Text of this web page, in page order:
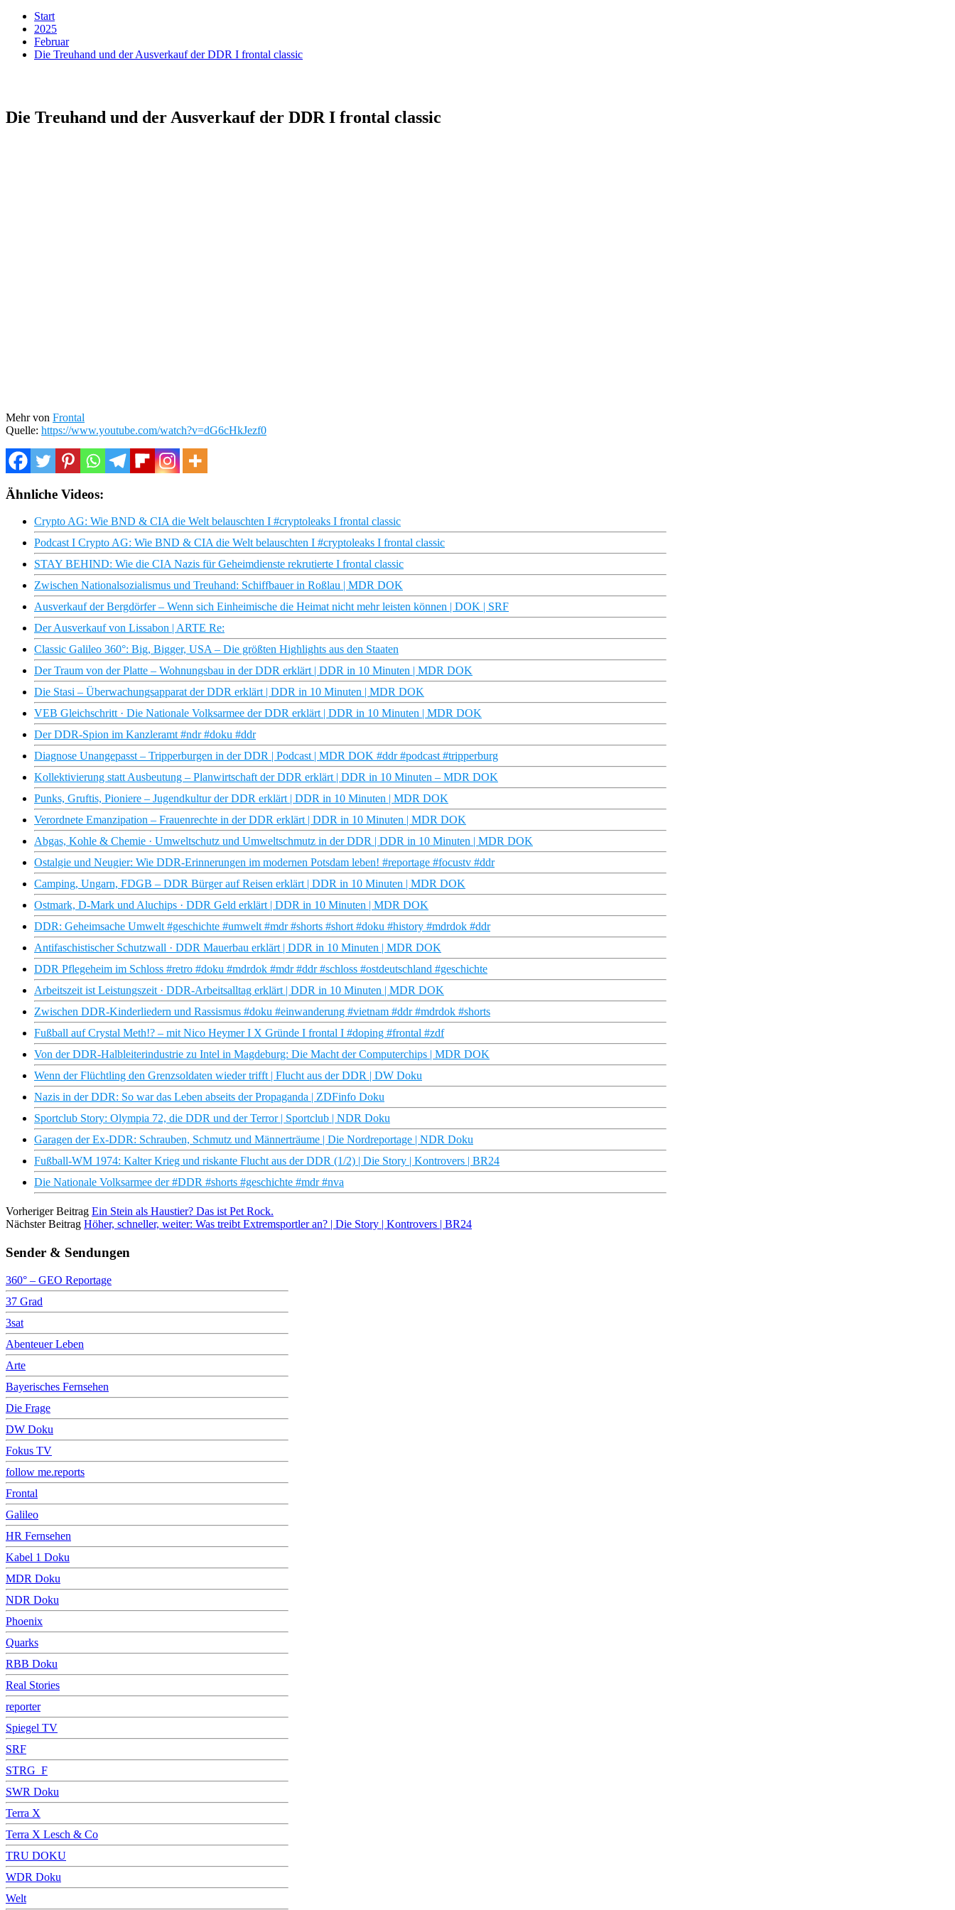
Start
2025
Februar
Die Treuhand und der Ausverkauf der DDR I frontal classic
Die Treuhand und der Ausverkauf der DDR I frontal classic
Mehr von Frontal
Quelle: https://www.youtube.com/watch?v=dG6cHkJezf0
Ähnliche Videos:
Crypto AG: Wie BND & CIA die Welt belauschten I #cryptoleaks I frontal classic
Podcast I Crypto AG: Wie BND & CIA die Welt belauschten I #cryptoleaks I frontal classic
STAY BEHIND: Wie die CIA Nazis für Geheimdienste rekrutierte I frontal classic
Zwischen Nationalsozialismus und Treuhand: Schiffbauer in Roßlau | MDR DOK
Ausverkauf der Bergdörfer – Wenn sich Einheimische die Heimat nicht mehr leisten können | DOK | SRF
Der Ausverkauf von Lissabon | ARTE Re:
Classic Galileo 360°: Big, Bigger, USA – Die größten Highlights aus den Staaten
Der Traum von der Platte – Wohnungsbau in der DDR erklärt | DDR in 10 Minuten | MDR DOK
Die Stasi – Überwachungsapparat der DDR erklärt | DDR in 10 Minuten | MDR DOK
VEB Gleichschritt · Die Nationale Volksarmee der DDR erklärt | DDR in 10 Minuten | MDR DOK
Der DDR-Spion im Kanzleramt #ndr #doku #ddr
Diagnose Unangepasst – Tripperburgen in der DDR | Podcast | MDR DOK #ddr #podcast #tripperburg
Kollektivierung statt Ausbeutung – Planwirtschaft der DDR erklärt | DDR in 10 Minuten – MDR DOK
Punks, Gruftis, Pioniere – Jugendkultur der DDR erklärt | DDR in 10 Minuten | MDR DOK
Verordnete Emanzipation – Frauenrechte in der DDR erklärt | DDR in 10 Minuten | MDR DOK
Abgas, Kohle & Chemie · Umweltschutz und Umweltschmutz in der DDR | DDR in 10 Minuten | MDR DOK
Ostalgie und Neugier: Wie DDR-Erinnerungen im modernen Potsdam leben! #reportage #focustv #ddr
Camping, Ungarn, FDGB – DDR Bürger auf Reisen erklärt | DDR in 10 Minuten | MDR DOK
Ostmark, D-Mark und Aluchips · DDR Geld erklärt | DDR in 10 Minuten | MDR DOK
DDR: Geheimsache Umwelt #geschichte #umwelt #mdr #shorts #short #doku #history #mdrdok #ddr
Antifaschistischer Schutzwall · DDR Mauerbau erklärt | DDR in 10 Minuten | MDR DOK
DDR Pflegeheim im Schloss #retro #doku #mdrdok #mdr #ddr #schloss #ostdeutschland #geschichte
Arbeitszeit ist Leistungszeit · DDR-Arbeitsalltag erklärt | DDR in 10 Minuten | MDR DOK
Zwischen DDR-Kinderliedern und Rassismus #doku #einwanderung #vietnam #ddr #mdrdok #shorts
Fußball auf Crystal Meth!? – mit Nico Heymer I X Gründe I frontal I #doping #frontal #zdf
Von der DDR-Halbleiterindustrie zu Intel in Magdeburg: Die Macht der Computerchips | MDR DOK
Wenn der Flüchtling den Grenzsoldaten wieder trifft | Flucht aus der DDR | DW Doku
Nazis in der DDR: So war das Leben abseits der Propaganda | ZDFinfo Doku
Sportclub Story: Olympia 72, die DDR und der Terror | Sportclub | NDR Doku
Garagen der Ex-DDR: Schrauben, Schmutz und Männerträume | Die Nordreportage | NDR Doku
Fußball-WM 1974: Kalter Krieg und riskante Flucht aus der DDR (1/2) | Die Story | Kontrovers | BR24
Die Nationale Volksarmee der #DDR #shorts #geschichte #mdr #nva
Vorheriger Beitrag Ein Stein als Haustier? Das ist Pet Rock.
Nächster Beitrag Höher, schneller, weiter: Was treibt Extremsportler an? | Die Story | Kontrovers | BR24
Sender & Sendungen
360° – GEO Reportage
37 Grad
3sat
Abenteuer Leben
Arte
Bayerisches Fernsehen
Die Frage
DW Doku
Fokus TV
follow me.reports
Frontal
Galileo
HR Fernsehen
Kabel 1 Doku
MDR Doku
NDR Doku
Phoenix
Quarks
RBB Doku
Real Stories
reporter
Spiegel TV
SRF
STRG_F
SWR Doku
Terra X
Terra X Lesch & Co
TRU DOKU
WDR Doku
Welt